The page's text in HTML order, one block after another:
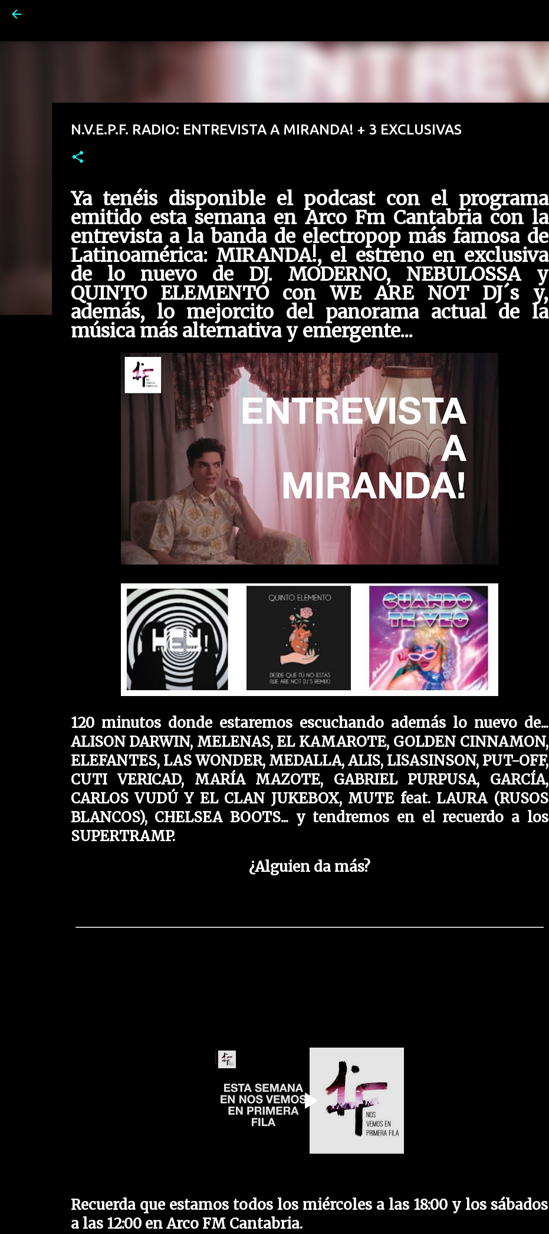
N.V.E.P.F. RADIO: ENTREVISTA A MIRANDA! + 3 EXCLUSIVAS
Ya tenéis disponible el podcast con el programa
emitido esta semana en Arco Fm Cantabria con la
entrevista a la banda de electropop más famosa de
Latinoamérica: MIRANDA!, el estreno en exclusiva
de lo nuevo de DJ. MODERNO, NEBULOSSA y
QUINTO ELEMENTO con WE ARE NOT DJ´s y,
además, lo mejorcito del panorama actual de la
música más alternativa y emergente...
120 minutos donde estaremos escuchando además lo nuevo de...
ALISON DARWIN, MELENAS, EL KAMAROTE, GOLDEN CINNAMON,
ELEFANTES, LAS WONDER, MEDALLA, ALIS, LISASINSON, PUT-OFF,
CUTI VERICAD, MARÍA MAZOTE, GABRIEL PURPUSA, GARCÍA,
CARLOS VUDÚ Y EL CLAN JUKEBOX, MUTE feat. LAURA (RUSOS
BLANCOS), CHELSEA BOOTS... y tendremos en el recuerdo a los
SUPERTRAMP.
¿Alguien da más?
Recuerda que estamos todos los miércoles a las 18:00 y los sábados
a las 12:00 en Arco FM Cantabria.